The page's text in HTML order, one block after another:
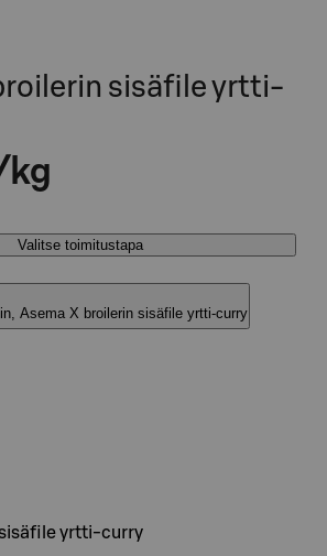
sisäfile yrtti-
kg
Valitse toimitustapa
Asema X broilerin sisäfile yrtti-curry
yrtti-curry